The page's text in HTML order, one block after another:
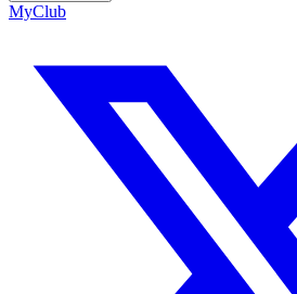
MyClub